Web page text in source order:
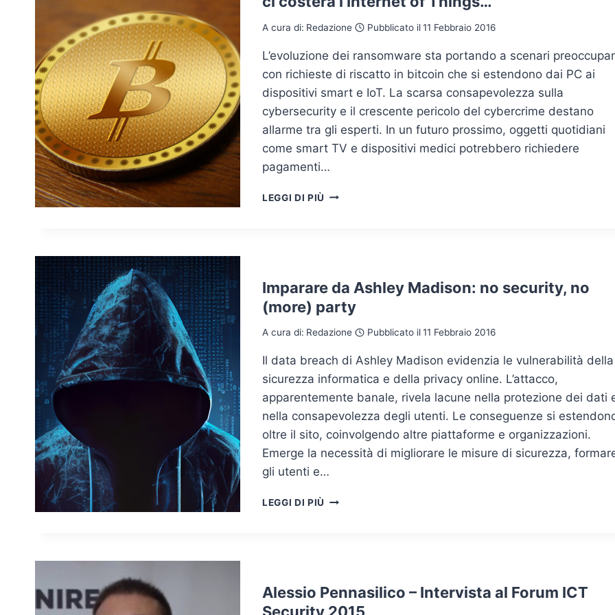
A cura di: Redazione Pubblicato il11 Febbraio 2016
L’evoluzione dei ransomware sta portando a scenari
con richieste di riscatto in bitcoin che si estendono dai PC ai
dispositivi smart e IoT. La scarsa consapevolezza sulla
cybersecurity e il crescente pericolo del cybercrime destano
allarme tra gli esperti. In un futuro prossimo, oggetti quotidiani
come smart TV e dispositivi medici potrebbero richiedere
pagamenti…
LEGGI DI PIÙ CHI
OVVERO
QUANTO
CI
L’INTERNET
THINGS…
Imparare da Ashley Madison: no security, no
(more) party
A cura di: Redazione Pubblicato il11 Febbraio 2016
Il data breach di Ashley Madison evidenzia le vulnerabilità della
sicurezza informatica e della privacy online. L’attacco,
apparentemente banale, rivela lacune nella protezione dei dati
nella consapevolezza degli utenti. Le conseguenze si
oltre il sito, coinvolgendo altre piattaforme e organizzazioni.
Emerge la necessità di migliorare le misure di sicurezza,
gli utenti e…
LEGGI DI PIÙ IMPARARE
NO
(MORE)
Alessio Pennasilico – Intervista al Forum ICT